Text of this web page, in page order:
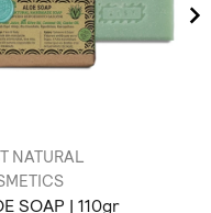
NATURAL
SOAP | 110gr